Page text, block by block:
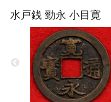
水戸銭 勁永 小目寛